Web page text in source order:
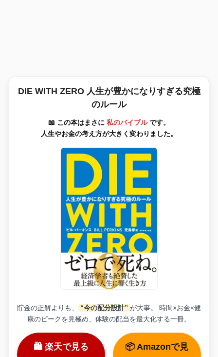
DIE WITH ZERO 人生が豊かになりすぎる究極
のルール
📖 この本はまさに 私のバイブルです。
人生やお金の考え方が大きく変わりました。
貯金の正解よりも、 “今の配分設計” が大事。 時間×お金×健
康のピークを見極め、体験の配当を最大化する一冊。
🛍 楽天で見る
📦 Amazonで見